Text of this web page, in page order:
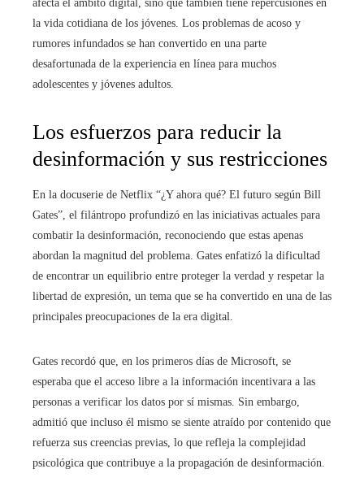
afecta el ámbito digital, sino que también tiene repercusiones en
la vida cotidiana de los jóvenes. Los problemas de acoso y
rumores infundados se han convertido en una parte
desafortunada de la experiencia en línea para muchos
adolescentes y jóvenes adultos.
Los esfuerzos para reducir la
desinformación y sus restricciones
En la docuserie de Netflix “¿Y ahora qué? El futuro según Bill
Gates”, el filántropo profundizó en las iniciativas actuales para
combatir la desinformación, reconociendo que estas apenas
abordan la magnitud del problema. Gates enfatizó la dificultad
de encontrar un equilibrio entre proteger la verdad y respetar la
libertad de expresión, un tema que se ha convertido en una de las
principales preocupaciones de la era digital.
Gates recordó que, en los primeros días de Microsoft, se
esperaba que el acceso libre a la información incentivara a las
personas a verificar los datos por sí mismas. Sin embargo,
admitió que incluso él mismo se siente atraído por contenido que
refuerza sus creencias previas, lo que refleja la complejidad
psicológica que contribuye a la propagación de desinformación.